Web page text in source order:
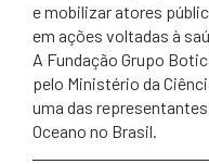
e mobilizar atores
em ações voltadas à
A Fundação Grupo
pelo Ministério da
uma das
Oceano no Brasil.